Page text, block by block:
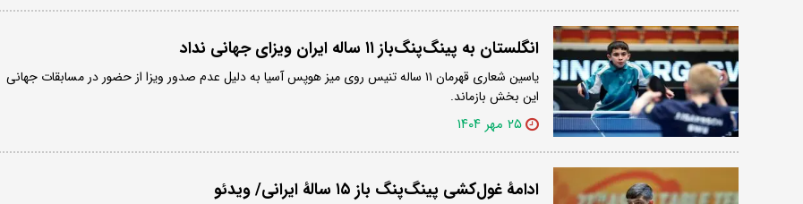
انگلستان به پینگ‌پنگ‌باز ۱۱ ساله ایران ویزای جهانی نداد
یاسین شعاری قهرمان ۱۱ ساله تنیس روی میز هوپس آسیا به دلیل عدم صدور ویزا از حضور در مسابقات جهانی
این بخش بازماند.
۲۵ مهر ۱۴۰۴
ادامۀ غول‌کشی پینگ‌پنگ باز ۱۵ سالۀ ایرانی/ ویدئو